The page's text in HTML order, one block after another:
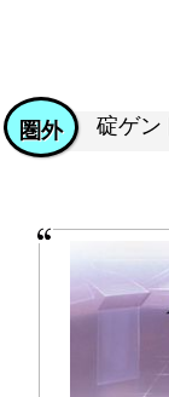
碇ゲン
圏外